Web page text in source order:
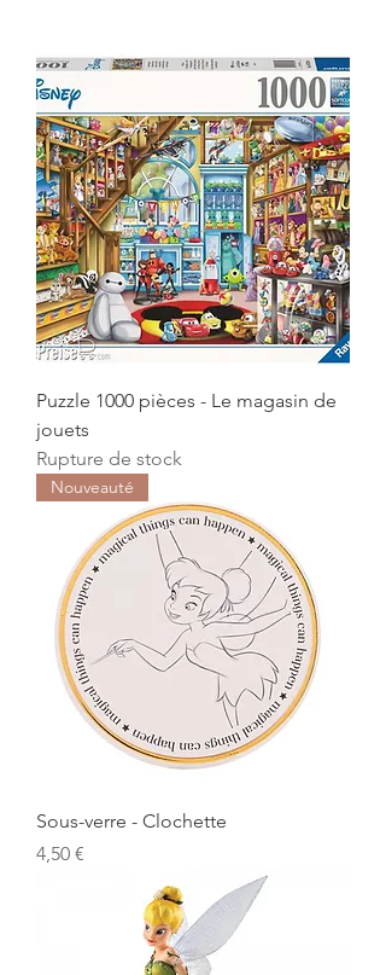
Puzzle 1000 pièces - Le magasin de
jouets
Rupture de stock
Nouveauté
Sous-verre - Clochette
Prix
4,50 €